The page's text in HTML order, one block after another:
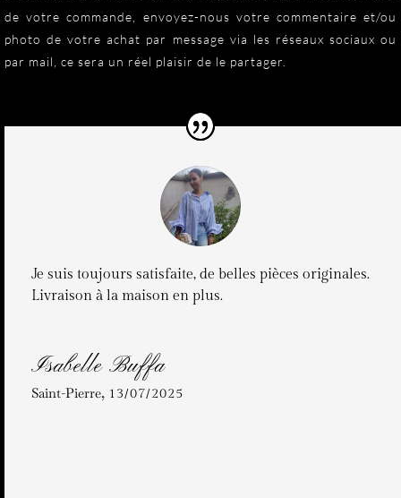
de votre commande, envoyez-nous votre commentaire et/ou
photo de votre achat par message via les réseaux sociaux ou
par mail, ce sera un réel plaisir de le partager.
Je suis toujours satisfaite, de belles pièces originales.
Livraison à la maison en plus.
Isabelle Buffa
Saint-Pierre, 13/07/2025